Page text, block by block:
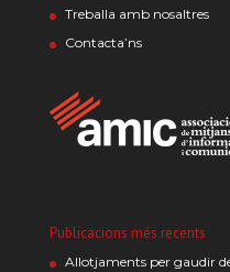
Treballa amb nosaltres
Contacta’ns
Publicacions més recents
Allotjaments per gaudir